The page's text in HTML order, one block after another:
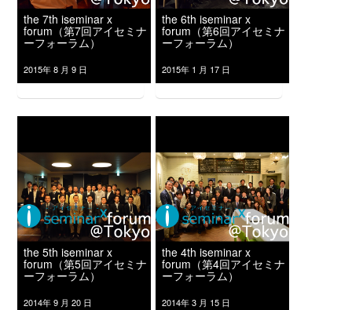
the 7th iseminar x
forum（第7回アイセミナ
ーフォーラム）
2015年 8 月 9 日
the 6th iseminar x
forum（第6回アイセミナ
ーフォーラム）
2015年 1 月 17 日
the 5th iseminar x
forum（第5回アイセミナ
ーフォーラム）
2014年 9 月 20 日
the 4th iseminar x
forum（第4回アイセミナ
ーフォーラム）
2014年 3 月 15 日